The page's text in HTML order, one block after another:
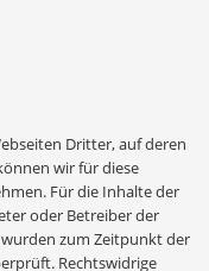
Dritter, auf deren
wir für diese
Für die Inhalte der
oder Betreiber der
zum Zeitpunkt der
Rechtswidrige